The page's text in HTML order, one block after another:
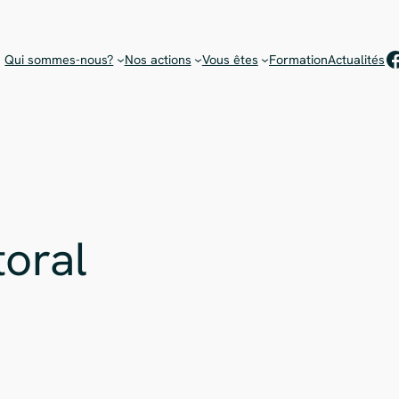
Qui sommes-nous? Nos actions Vous êtes FormationActualités